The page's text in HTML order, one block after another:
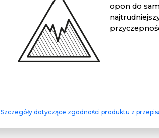
opon do
Szczegóły dotyczące zgodności produktu z